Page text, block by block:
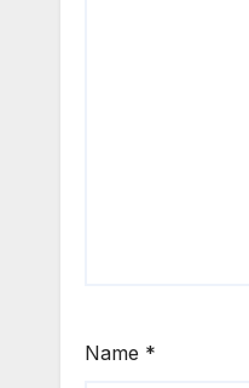
Name *